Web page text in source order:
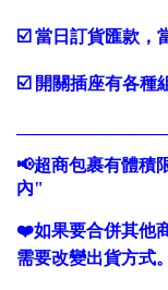
☑️ 當日訂貨匯款，
☑️ 開關插座有各種
📢超商包裹有體積
內"
❤️如果要合併其他
需要改變出貨方式。